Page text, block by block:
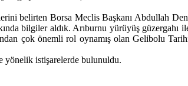
belirten Borsa Meclis Başkanı Abdullah
bilgiler aldık. Arıburnu yürüyüş güzergahı ile
çok önemli rol oynamış olan Gelibolu Tarihi
yönelik istişarelerde bulunuldu.